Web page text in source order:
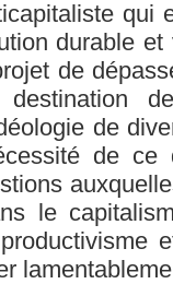
qui
durable
de
destination
de
de ce
le